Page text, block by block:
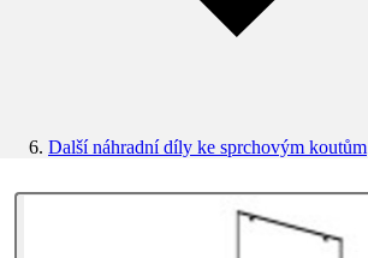
Další náhradní díly ke sprchovým koutům